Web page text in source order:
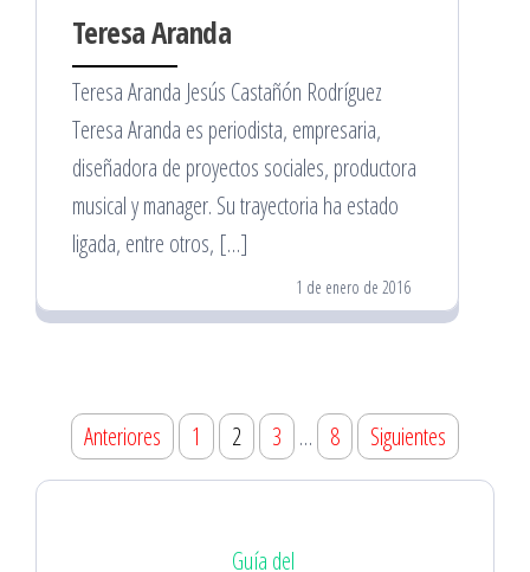
Teresa Aranda
Teresa Aranda Jesús Castañón Rodríguez
Teresa Aranda es periodista, empresaria,
diseñadora de proyectos sociales, productora
musical y manager. Su trayectoria ha estado
ligada, entre otros, […]
1 de enero de 2016
Paginación
de
Anteriores 1 2 3 … 8 Siguientes
Guía del